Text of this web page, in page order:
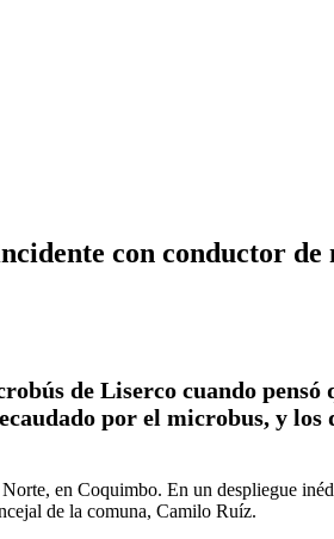
con conductor
de Liserco cuando
por el microbus, y
en Coquimbo. En un despliegue
de la comuna, Camilo Ruíz.